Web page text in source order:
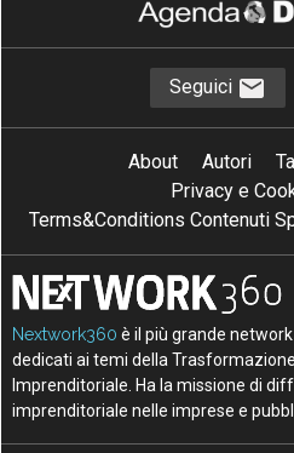
Seguici
About Autori
Privacy e
Terms&Conditions Contenuti
Nextwork360 è il più grande
dedicati ai temi della
Imprenditoriale. Ha la missione di
imprenditoriale nelle imprese e